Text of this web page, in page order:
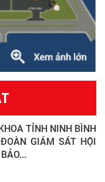
TỈNH NINH BÌNH
GIÁM SÁT HỘI